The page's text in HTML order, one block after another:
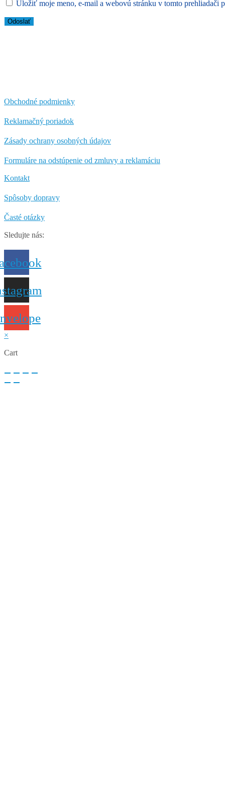
Uložiť moje meno, e-mail a webovú stránku v tomto prehliadači
Obchodné podmienky
Reklamačný poriadok
Zásady ochrany osobných údajov
Formuláre na odstúpenie od zmluvy a reklamáciu
Kontakt
Spôsoby dopravy
Časté otázky
Sledujte nás:
×
Cart